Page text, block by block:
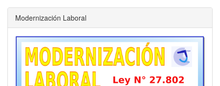
De caracterizarse al beneficiario con el código indicado en el
Artículo 3° con fecha retroactiva, podrá rectificar las declaraciones
juradas determinativas y nominativas de aportes y contribuciones
con destino a la seguridad social, correspondientes a los períodos
devengados.
ARTÍCULO 5°.- Lo establecido en esta resolución general conjunta
no obsta la verificación y fiscalización posterior por parte de la
ADMINISTRACIÓN FEDERAL DE INGRESOS PÚBLICOS, respecto
Modernización Laboral